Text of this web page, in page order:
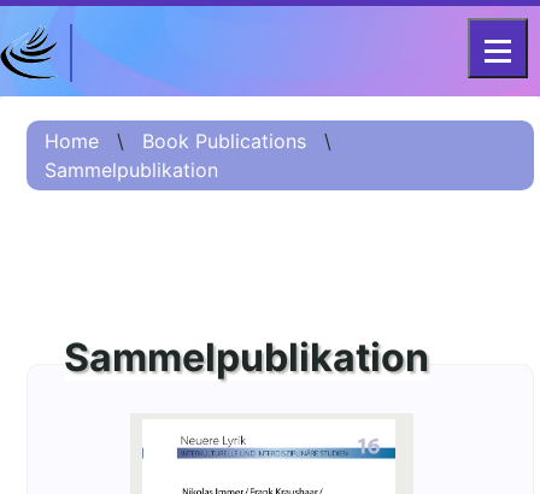
Home
Projekt
项目简介 (Beschreibung
DFG-KOLLEG-FORSCHUNGSGRUPPE
FOR 2603 2017 – 2023
Home \ Book Publications
\
Sammelpublikation
Sammelpublikation